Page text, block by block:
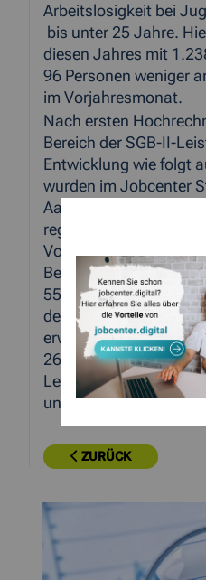
Arbeitslosigkeit bei
bis unter 25 Jahre.
diesen Jahres mit
96 Personen weniger
im Vorjahresmonat.
Nach ersten
Bereich der SGB-II-
Entwicklung wie folgt
wurden im Jobcenter
Aachen 29.103
registriert. Dies waren
Vormonat. In diesen
55.500 Personen
den sonstigen
erwerbsfähige
263) und 14.134 nicht
Leistungsberechtigte
unter 15 Jahre) (+ 76).
ZURÜCK